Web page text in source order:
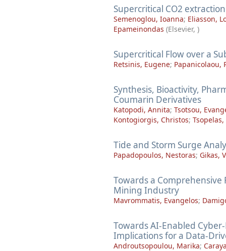
Supercritical CO2
Semenoglou, Ioanna; Eliasson,
Epameinondas (Elsevier, )
Supercritical Flow over a
Retsinis, Eugene; Papanicolaou,
Synthesis, Bioactivity,
Coumarin Derivatives
Katopodi, Annita; Tsotsou,
Kontogiorgis, Christos; Tsopelas,
Tide and Storm Surge
Papadopoulos, Nestoras; Gikas,
Towards a
Mining Industry
Mavrommatis, Evangelos;
Towards AI-Enabled
Implications for a Data-
Androutsopoulou, Marika;